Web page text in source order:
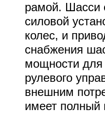
рамой. Шасси
силовой
колес, и
снабжения
мощности для
рулевого
внешним
имеет полный